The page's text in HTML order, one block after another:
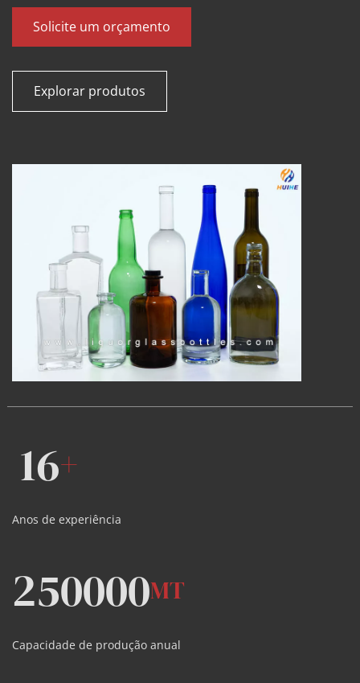
Solicite um orçamento
Explorar produtos
16+
Anos de experiência
250000MT
Capacidade de produção anual